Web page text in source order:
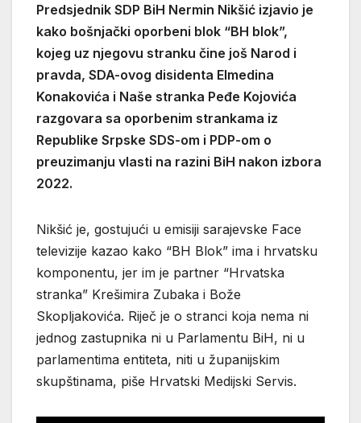
Predsjednik SDP BiH Nermin Nikšić izjavio je
kako bošnjački oporbeni blok “BH blok”,
kojeg uz njegovu stranku čine još Narod i
pravda, SDA-ovog disidenta Elmedina
Konakovića i Naše stranka Peđe Kojovića
razgovara sa oporbenim strankama iz
Republike Srpske SDS-om i PDP-om o
preuzimanju vlasti na razini BiH nakon izbora
2022.
Nikšić je, gostujući u emisiji sarajevske Face
televizije kazao kako “BH Blok” ima i hrvatsku
komponentu, jer im je partner “Hrvatska
stranka” Krešimira Zubaka i Bože
Skopljakovića. Riječ je o stranci koja nema ni
jednog zastupnika ni u Parlamentu BiH, ni u
parlamentima entiteta, niti u županijskim
skupštinama, piše Hrvatski Medijski Servis.